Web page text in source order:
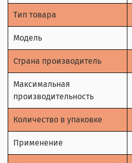
Тип товара
Модель
Страна производитель
Максимальная
производительность
Количество в упаковке
Применение